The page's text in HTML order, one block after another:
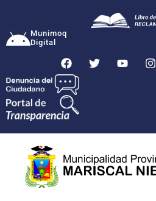
Munimoq
Digital